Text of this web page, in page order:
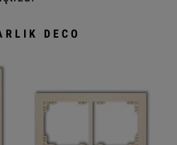
DECO